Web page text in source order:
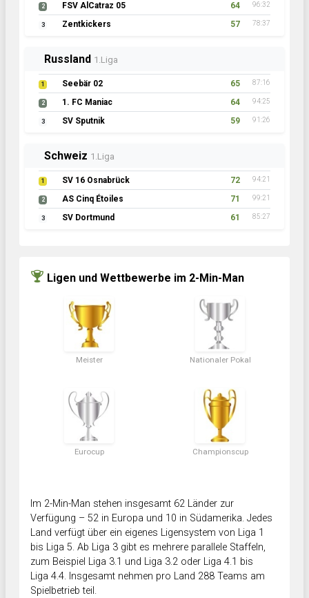
2 FSV AlCatraz 05 64 96:32
3 Zentkickers 57 78:37
Russland 1.Liga
1 Seebär 02 65 87:16
2 1. FC Maniac 64 94:25
3 SV Sputnik 59 91:26
Schweiz 1.Liga
1 SV 16 Osnabrück 72 94:21
2 AS Cinq Étoiles 71 99:21
3 SV Dortmund 61 85:27
Ligen und Wettbewerbe im 2-Min-Man
Meister Nationaler Pokal
Eurocup Championscup
Im 2-Min-Man stehen insgesamt 62 Länder zur
Verfügung – 52 in Europa und 10 in Südamerika. Jedes
Land verfügt über ein eigenes Ligensystem von Liga 1
bis Liga 5. Ab Liga 3 gibt es mehrere parallele Staffeln,
zum Beispiel Liga 3.1 und Liga 3.2 oder Liga 4.1 bis
Liga 4.4. Insgesamt nehmen pro Land 288 Teams am
Spielbetrieb teil.